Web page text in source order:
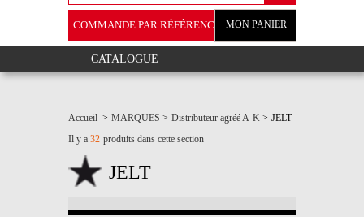
MON PANIER
COMMANDE PAR RÉFÉRENCE
CATALOGUE
Accueil > MARQUES > Distributeur agréé A-K > JELT
Il y a 32 produits dans cette section
JELT